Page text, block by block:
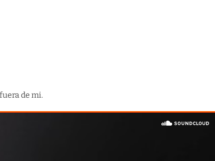
de mi.